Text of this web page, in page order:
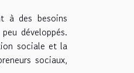
à des besoins
développés.
sociale et la
sociaux,